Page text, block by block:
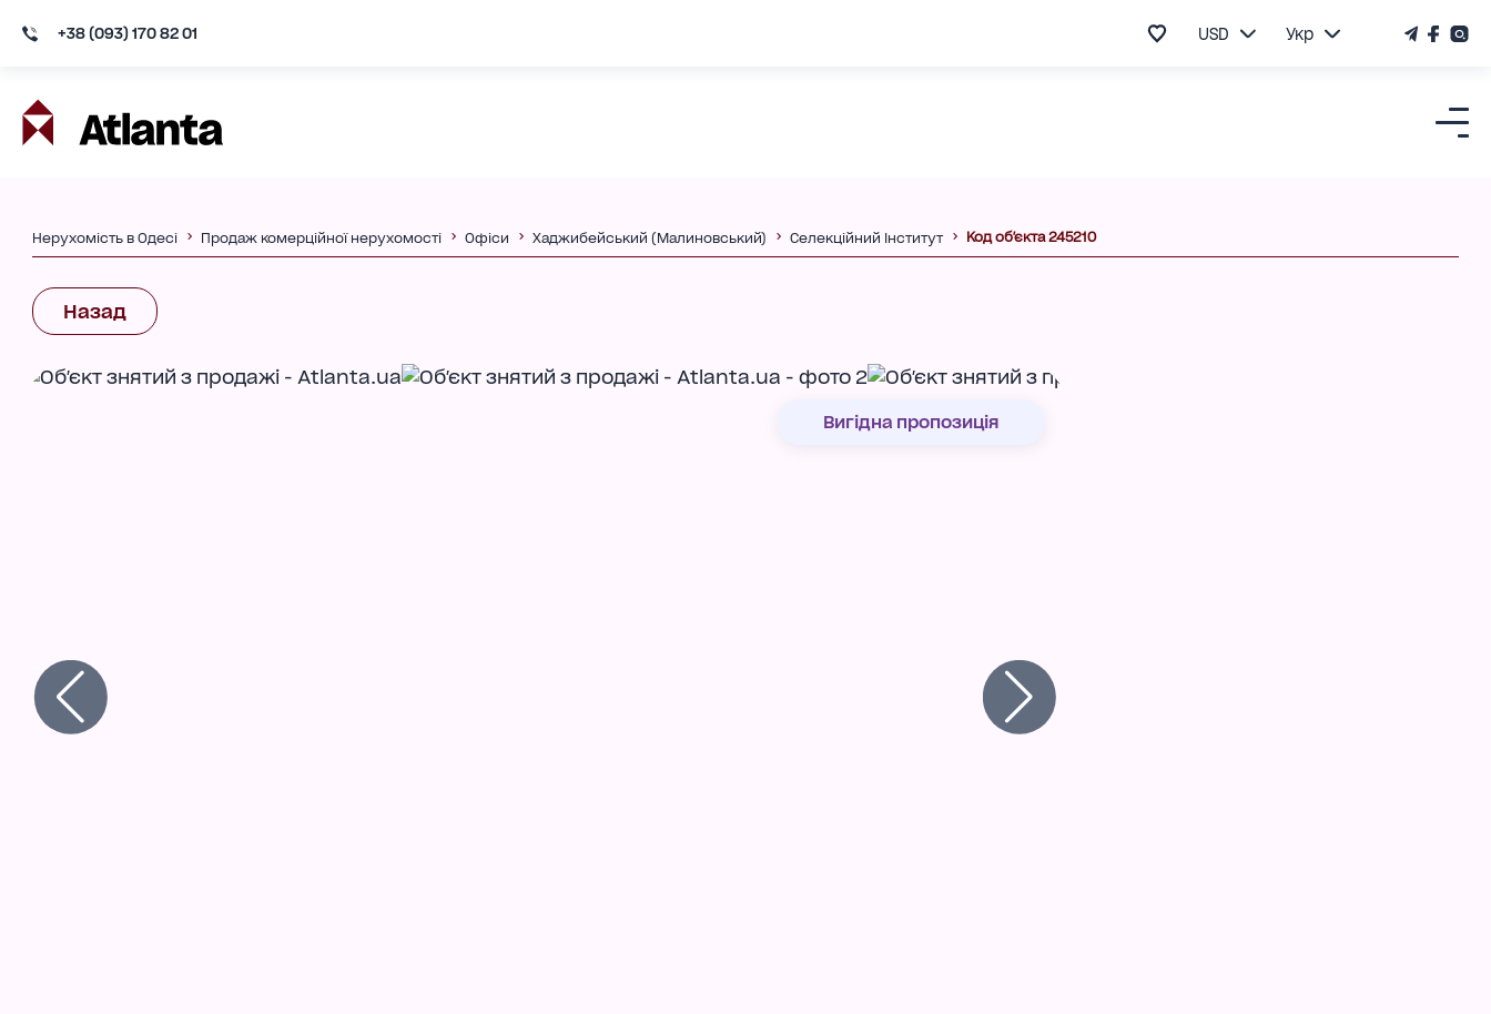
+38 (093) 170 82 01 USD Укр
Нерухомість в Одесі Продаж комерційної нерухомості Офіси Хаджибейський (Малиновський) Селекційний Інститут Код об'єкта 245210
Назад
Вигідна пропозиція